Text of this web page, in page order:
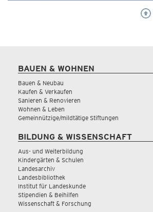
BAUEN & WOHNEN
Bauen & Neubau
Kaufen & Verkaufen
Sanieren & Renovieren
Wohnen & Leben
Gemeinnützige/mildtätige Stiftungen
BILDUNG & WISSENSCHAFT
Aus- und Weiterbildung
Kindergärten & Schulen
Landesarchiv
Landesbibliothek
Institut für Landeskunde
Stipendien & Beihilfen
Wissenschaft & Forschung